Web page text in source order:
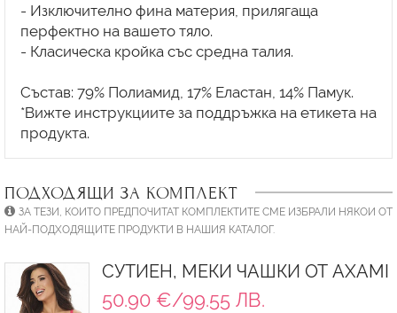
- Изключително фина материя, прилягаща
перфектно на вашето тяло.
- Класическа кройка със средна талия.
Състав: 79% Полиамид, 17% Еластан, 14% Памук.
*Вижте инструкциите за поддръжка на етикета на
ПОДХОДЯЩИ ЗА КОМПЛЕКТ
ЗА ТЕЗИ, КОИТО ПРЕДПОЧИТАТ КОМПЛЕКТИТЕ СМЕ ИЗБРАЛИ НЯКОИ ОТ
НАЙ-ПОДХОДЯЩИТЕ ПРОДУКТИ В НАШИЯ КАТАЛОГ.
СУТИЕН, МЕКИ ЧАШКИ ОТ AXAMI
50.90 €/99.55 ЛВ.